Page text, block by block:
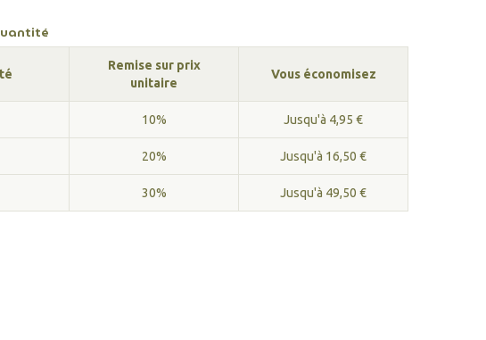
Remise sur prix
unitaire
Vous économisez
10% Jusqu'à 4,95 €
20% Jusqu'à 16,50 €
30% Jusqu'à 49,50 €